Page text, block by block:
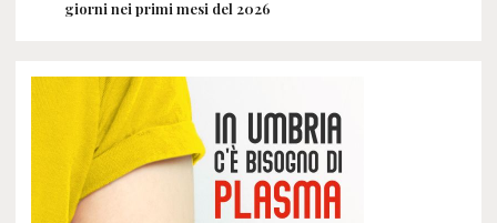
giorni nei primi mesi del 2026